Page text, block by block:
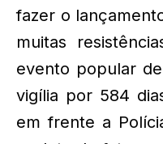
fazer o
muitas
evento popular
vigília por 584
em frente a